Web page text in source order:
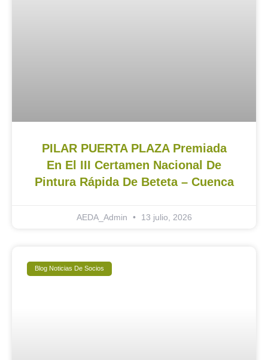
PILAR PUERTA PLAZA Premiada
En El III Certamen Nacional De
Pintura Rápida De Beteta – Cuenca
AEDA_Admin 13 julio, 2026
Blog Noticias De Socios